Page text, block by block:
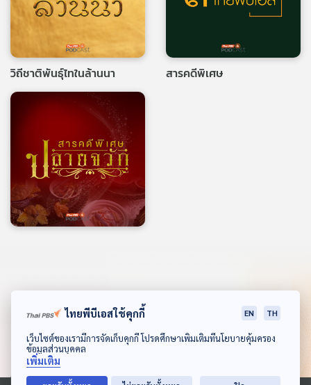
ดาวน์โหลด Thai PBS Podcast Application
วิถีชาติพันธุ์ไทในล้านนา สารคดีพิเศษ
ไทยพีบีเอสใช้คุกกี้ EN TH
เว็บไซต์ของเรามีการจัดเก็บคุกกี้ โปรดศึกษาเพิ่มเติมที่นโยบายคุ้มครอง
ข้อมูลส่วนบุคคล
เพิ่มเติม